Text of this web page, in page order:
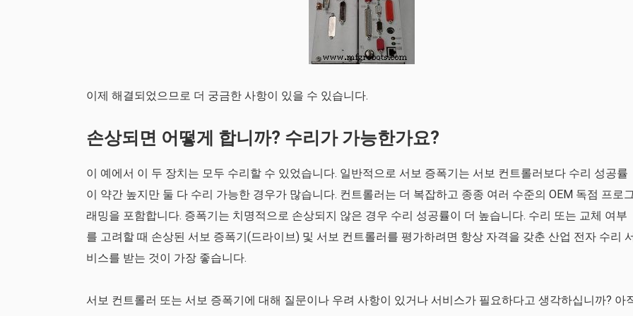
이제 해결되었으므로 더 궁금한 사항이 있을 수 있습니다.
손상되면 어떻게 합니까? 수리가 가능한가요?
이 예에서 이 두 장치는 모두 수리할 수 있었습니다. 일반적으로 서보 증폭기는 서보 컨트롤러보다 수리 성공률
이 약간 높지만 둘 다 수리 가능한 경우가 많습니다. 컨트롤러는 더 복잡하고 종종 여러 수준의 OEM 독점 프로
래밍을 포함합니다. 증폭기는 치명적으로 손상되지 않은 경우 수리 성공률이 더 높습니다. 수리 또는 교체 여부
를 고려할 때 손상된 서보 증폭기(드라이브) 및 서보 컨트롤러를 평가하려면 항상 자격을 갖춘 산업 전자 수리
비스를 받는 것이 가장 좋습니다.
서보 컨트롤러 또는 서보 증폭기에 대해 질문이나 우려 사항이 있거나 서비스가 필요하다고 생각하십니까? 아